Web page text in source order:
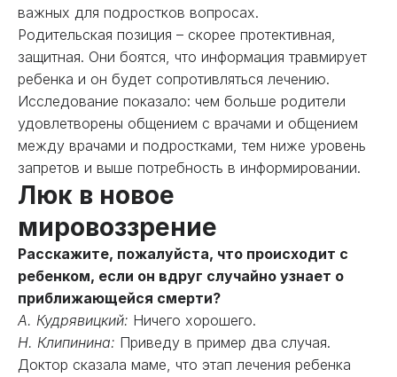
важных для подростков вопросах.
Родительская позиция – скорее протективная,
защитная. Они боятся, что информация травмирует
ребенка и он будет сопротивляться лечению.
Исследование показало: чем больше родители
удовлетворены общением с врачами и общением
между врачами и подростками, тем ниже уровень
запретов и выше потребность в информировании.
Люк в новое
мировоззрение
Расскажите, пожалуйста, что происходит с
ребенком, если он вдруг случайно узнает о
приближающейся смерти?
А. Кудрявицкий: Ничего хорошего.
Н. Клипинина: Приведу в пример два случая.
Доктор сказала маме, что этап лечения ребенка